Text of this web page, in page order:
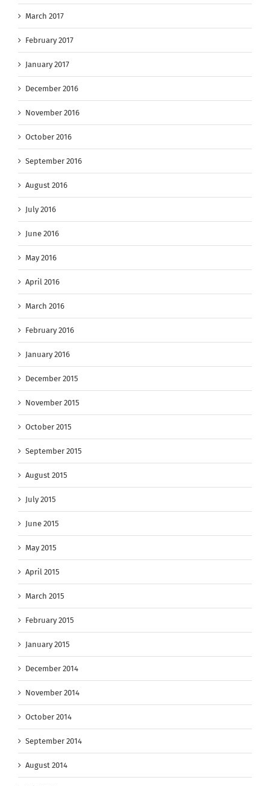
March 2017
February 2017
January 2017
December 2016
November 2016
October 2016
September 2016
August 2016
July 2016
June 2016
May 2016
April 2016
March 2016
February 2016
January 2016
December 2015
November 2015
October 2015
September 2015
August 2015
July 2015
June 2015
May 2015
April 2015
March 2015
February 2015
January 2015
December 2014
November 2014
October 2014
September 2014
August 2014